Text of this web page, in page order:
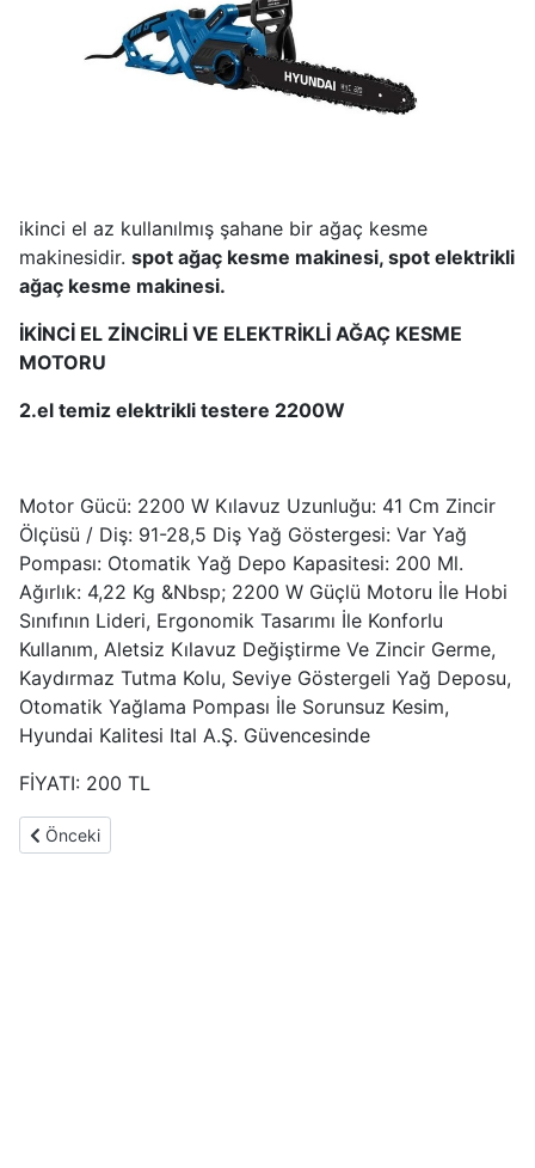
ikinci el az kullanılmış şahane bir ağaç kesme
makinesidir. spot ağaç kesme makinesi, spot elektrikli
ağaç kesme makinesi.
İKİNCİ EL ZİNCİRLİ VE ELEKTRİKLİ AĞAÇ KESME
MOTORU
2.el temiz elektrikli testere 2200W
Motor Gücü: 2200 W Kılavuz Uzunluğu: 41 Cm Zincir
Ölçüsü / Diş: 91-28,5 Diş Yağ Göstergesi: Var Yağ
Pompası: Otomatik Yağ Depo Kapasitesi: 200 Ml.
Ağırlık: 4,22 Kg &Nbsp; 2200 W Güçlü Motoru İle Hobi
Sınıfının Lideri, Ergonomik Tasarımı İle Konforlu
Kullanım, Aletsiz Kılavuz Değiştirme Ve Zincir Germe,
Kaydırmaz Tutma Kolu, Seviye Göstergeli Yağ Deposu,
Otomatik Yağlama Pompası İle Sorunsuz Kesim,
Hyundai Kalitesi Ital A.Ş. Güvencesinde
FİYATI: 200 TL
Önceki makale: ağaç motoru zincirini bileme makinesi
Önceki